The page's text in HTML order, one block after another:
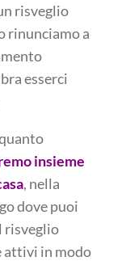
risveglio
rinunciamo a
esserci
insieme
, nella
dove puoi
risveglio
attivi in modo